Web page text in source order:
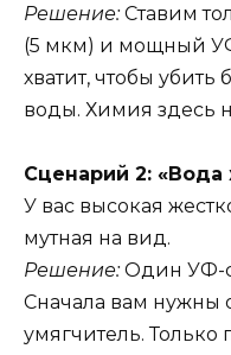
Решение:Ставим
(5 мкм) и мощный
хватит, чтобы
воды. Химия здесь
Сценарий 2: «Вода
У вас высокая
мутная на вид.
Решение:Один УФ-
Сначала вам нужны
умягчитель. Только